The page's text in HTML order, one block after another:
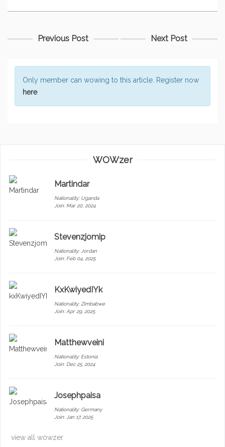
Previous Post Next Post
Only member can wowing to this article. Register now
here
WOWzer
Martindar
Nationality: Uganda
Join: Mar 20, 2024
Stevenzjomip
Nationality: Jordan
Join: Feb 04, 2025
KxKwiyedIYk
Nationality: Zimbabwe
Join: Apr 29, 2025
Matthewveini
Nationality: Estonia
Join: Dec 25, 2024
Josephpaisa
Nationality: Germany
Join: Jan 17, 2025
view all wowzer